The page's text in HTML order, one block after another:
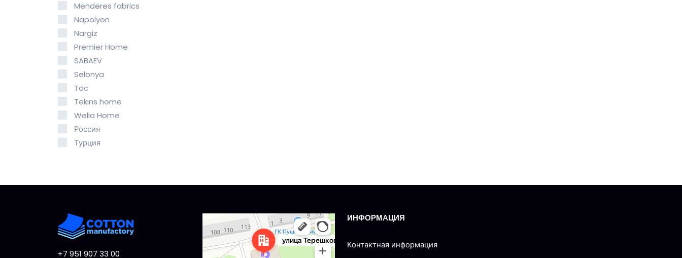
Menderes fabrics
Napolyon
Nargiz
Premier Home
SABAEV
Selonya
Tac
Tekins home
Wella Home
Россия
Турция
+7 951 907 33 00
Ulitsa Tereshkovoy, 77 — Yandex Maps
ИНФОРМАЦИЯ
Контактная информация